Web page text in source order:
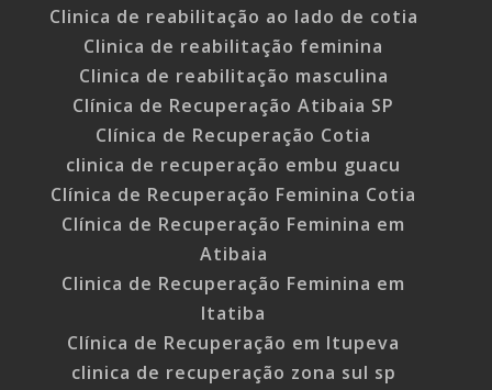
Clinica de reabilitação ao lado de cotia
Clinica de reabilitação feminina
Clinica de reabilitação masculina
Clínica de Recuperação Atibaia SP
Clínica de Recuperação Cotia
clinica de recuperação embu guacu
Clínica de Recuperação Feminina Cotia
Clínica de Recuperação Feminina em
Atibaia
Clinica de Recuperação Feminina em
Itatiba
Clínica de Recuperação em Itupeva
clinica de recuperação zona sul sp